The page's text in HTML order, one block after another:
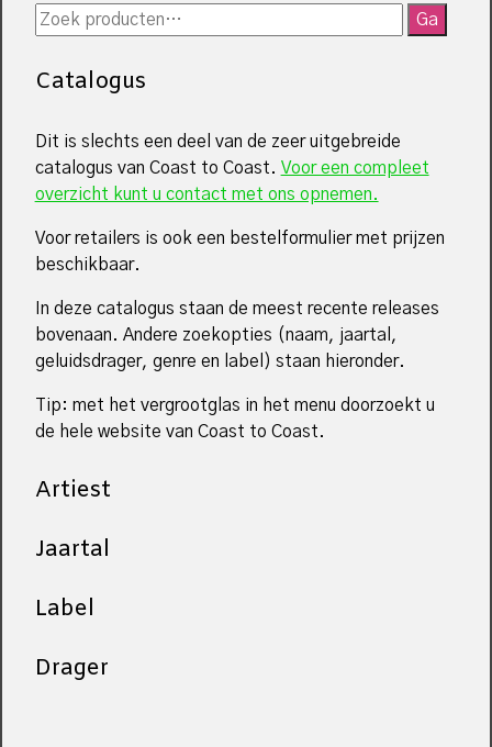
Zoeken
naar:
Ga
Catalogus
Dit is slechts een deel van de zeer uitgebreide
catalogus van Coast to Coast. Voor een compleet
overzicht kunt u contact met ons opnemen.
Voor retailers is ook een bestelformulier met prijzen
beschikbaar.
In deze catalogus staan de meest recente releases
bovenaan. Andere zoekopties (naam, jaartal,
geluidsdrager, genre en label) staan hieronder.
Tip: met het vergrootglas in het menu doorzoekt u
de hele website van Coast to Coast.
Artiest
Jaartal
Label
Drager